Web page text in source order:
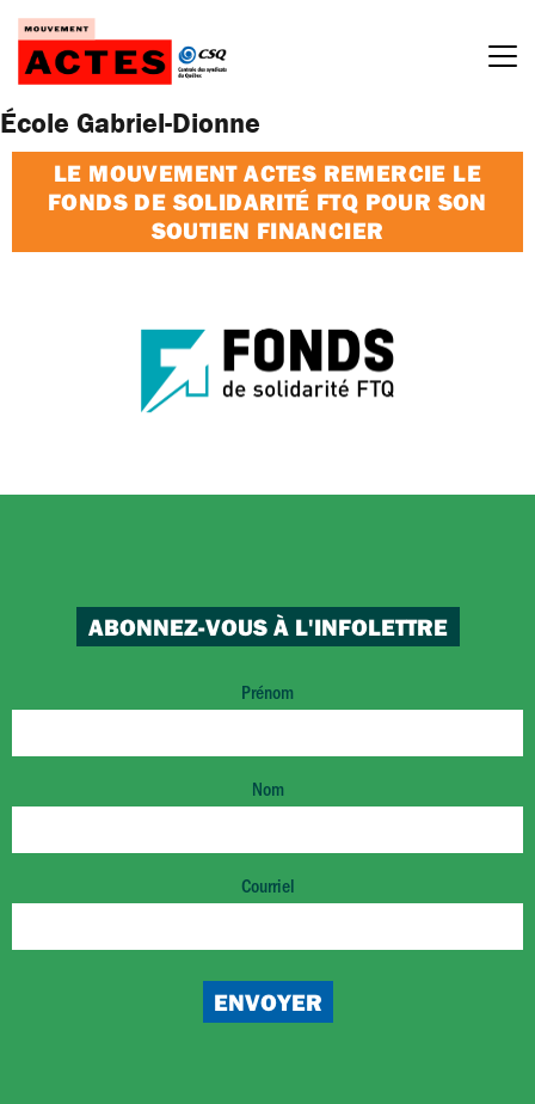
Passer
contenu
École Gabriel-Dionne
LE MOUVEMENT ACTES REMERCIE LE
FONDS DE SOLIDARITÉ FTQ POUR SON
SOUTIEN FINANCIER
ABONNEZ-VOUS À L'INFOLETTRE
Prénom
Nom
Courriel